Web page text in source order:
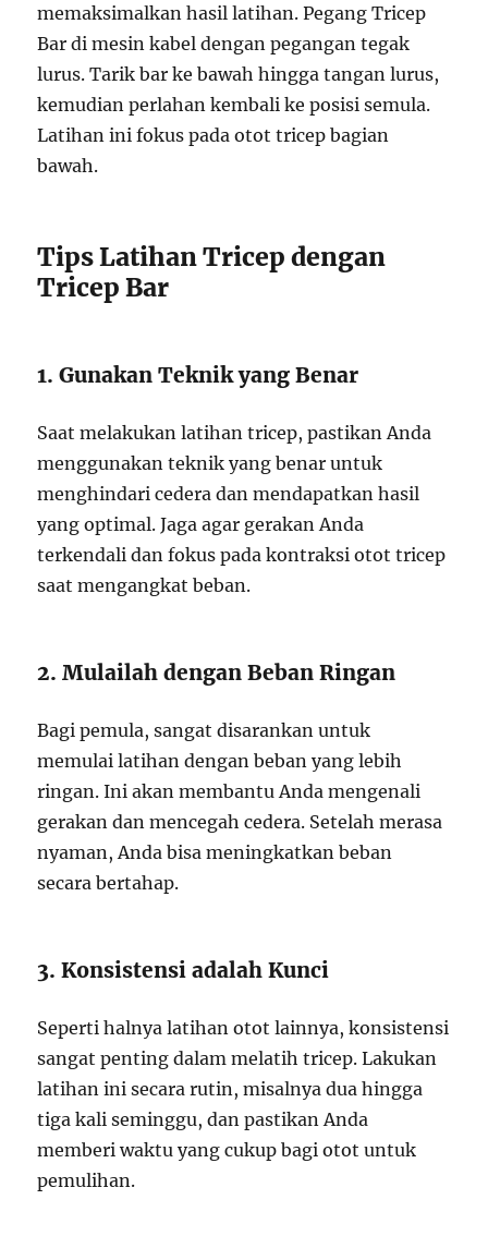
memaksimalkan hasil latihan. Pegang Tricep
Bar di mesin kabel dengan pegangan tegak
lurus. Tarik bar ke bawah hingga tangan lurus,
kemudian perlahan kembali ke posisi semula.
Latihan ini fokus pada otot tricep bagian
bawah.
Tips Latihan Tricep dengan
Tricep Bar
1. Gunakan Teknik yang Benar
Saat melakukan latihan tricep, pastikan Anda
menggunakan teknik yang benar untuk
menghindari cedera dan mendapatkan hasil
yang optimal. Jaga agar gerakan Anda
terkendali dan fokus pada kontraksi otot tricep
saat mengangkat beban.
2. Mulailah dengan Beban Ringan
Bagi pemula, sangat disarankan untuk
memulai latihan dengan beban yang lebih
ringan. Ini akan membantu Anda mengenali
gerakan dan mencegah cedera. Setelah merasa
nyaman, Anda bisa meningkatkan beban
secara bertahap.
3. Konsistensi adalah Kunci
Seperti halnya latihan otot lainnya, konsistensi
sangat penting dalam melatih tricep. Lakukan
latihan ini secara rutin, misalnya dua hingga
tiga kali seminggu, dan pastikan Anda
memberi waktu yang cukup bagi otot untuk
pemulihan.